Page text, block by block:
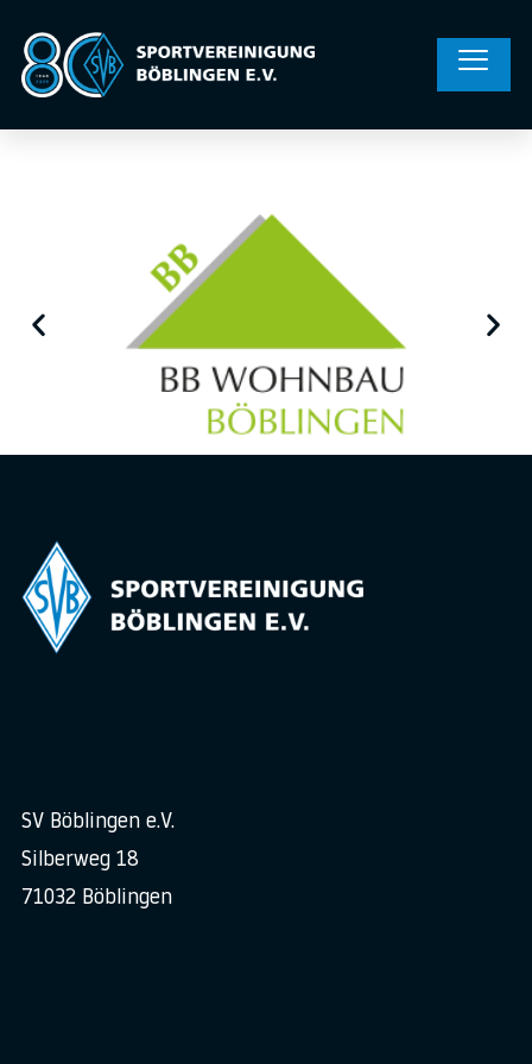
SV Böblingen e.V.
Silberweg 18
71032 Böblingen